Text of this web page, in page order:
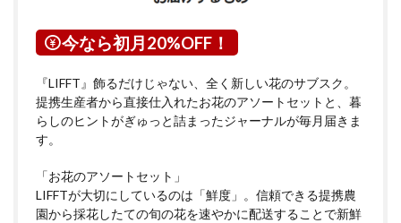
今なら初月20%OFF！
『LIFFT』飾るだけじゃない、全く新しい花のサブスク。
提携生産者から直接仕入れたお花のアソートセットと、暮
らしのヒントがぎゅっと詰まったジャーナルが毎月届きま
す。
「お花のアソートセット」
LIFFTが大切にしているのは「鮮度」。信頼できる提携農
園から採花したての旬の花を速やかに配送することで新鮮